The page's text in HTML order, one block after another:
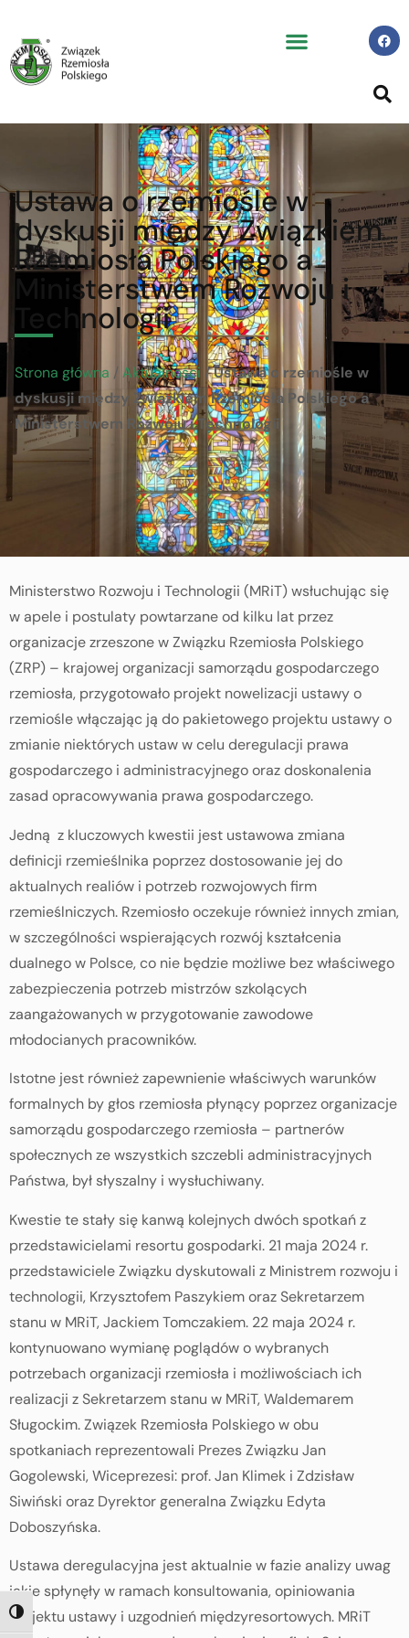
TOGGLE HIGH CONTRAST
Ustawa o rzemiośle w
dyskusji między Związkiem
Rzemiosła Polskiego a
Ministerstwem Rozwoju i
Technologii
Strona główna / Aktualności /Ustawa o rzemiośle w
dyskusji między Związkiem Rzemiosła Polskiego a
Ministerstwem Rozwoju i Technologii
Ministerstwo Rozwoju i Technologii (MRiT) wsłuchując się
w apele i postulaty powtarzane od kilku lat przez
organizacje zrzeszone w Związku Rzemiosła Polskiego
(ZRP) – krajowej organizacji samorządu gospodarczego
rzemiosła, przygotowało projekt nowelizacji ustawy o
rzemiośle włączając ją do pakietowego projektu ustawy o
zmianie niektórych ustaw w celu deregulacji prawa
gospodarczego i administracyjnego oraz doskonalenia
zasad opracowywania prawa gospodarczego.
Jedną z kluczowych kwestii jest ustawowa zmiana
definicji rzemieślnika poprzez dostosowanie jej do
aktualnych realiów i potrzeb rozwojowych firm
rzemieślniczych. Rzemiosło oczekuje również innych zmian,
w szczególności wspierających rozwój kształcenia
dualnego w Polsce, co nie będzie możliwe bez właściwego
zabezpieczenia potrzeb mistrzów szkolących
zaangażowanych w przygotowanie zawodowe
młodocianych pracowników.
Istotne jest również zapewnienie właściwych warunków
formalnych by głos rzemiosła płynący poprzez organizacje
samorządu gospodarczego rzemiosła – partnerów
społecznych ze wszystkich szczebli administracyjnych
Państwa, był słyszalny i wysłuchiwany.
Kwestie te stały się kanwą kolejnych dwóch spotkań z
przedstawicielami resortu gospodarki. 21 maja 2024 r.
przedstawiciele Związku dyskutowali z Ministrem rozwoju i
technologii, Krzysztofem Paszykiem oraz Sekretarzem
stanu w MRiT, Jackiem Tomczakiem. 22 maja 2024 r.
kontynuowano wymianę poglądów o wybranych
potrzebach organizacji rzemiosła i możliwościach ich
realizacji z Sekretarzem stanu w MRiT, Waldemarem
Sługockim. Związek Rzemiosła Polskiego w obu
spotkaniach reprezentowali Prezes Związku Jan
Gogolewski, Wiceprezesi: prof. Jan Klimek i Zdzisław
Siwiński oraz Dyrektor generalna Związku Edyta
Doboszyńska.
Ustawa deregulacyjna jest aktualnie w fazie analizy uwag
jakie spłynęły w ramach konsultowania, opiniowania
projektu ustawy i uzgodnień międzyresortowych. MRiT